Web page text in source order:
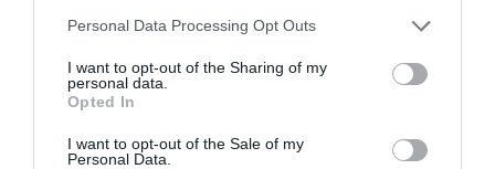
Please note that this website/app uses one or more Google
not limited to your visit or usage behaviour. You may click to
grant or deny consent to Google and its third-party tags to
use your data for below specified purposes in below Google
consent section.
Personal Data Processing Opt Outs
I want to opt-out of the Sharing of my
personal data.
Opted In
I want to opt-out of the Sale of my
Personal Data.
Αυτό είναι το σύμπτωμα του καρκίνου του
δέρματος που μπορεί να εντοπιστεί στο
κομμωτήριο! – Τι δείχνει νέα έρευνα